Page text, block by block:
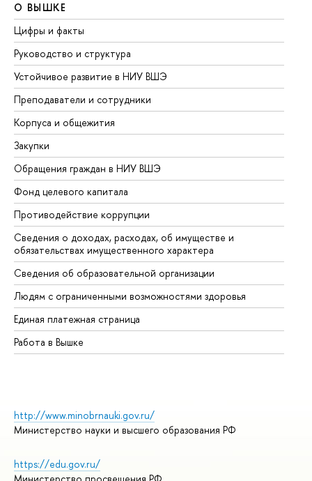
О ВЫШКЕ
Цифры и факты
Руководство и структура
Устойчивое развитие в НИУ ВШЭ
Преподаватели и сотрудники
Корпуса и общежития
Закупки
Обращения граждан в НИУ ВШЭ
Фонд целевого капитала
Противодействие коррупции
Сведения о доходах, расходах, об имуществе и
обязательствах имущественного характера
Сведения об образовательной организации
Людям с ограниченными возможностями здоровья
Единая платежная страница
Работа в Вышке
http://www.minobrnauki.gov.ru/
Министерство науки и высшего образования РФ
https://edu.gov.ru/
Министерство просвещения РФ